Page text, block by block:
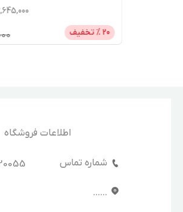
20 % تخفیف
اطلاعات فروشگاه
شماره تماس
......